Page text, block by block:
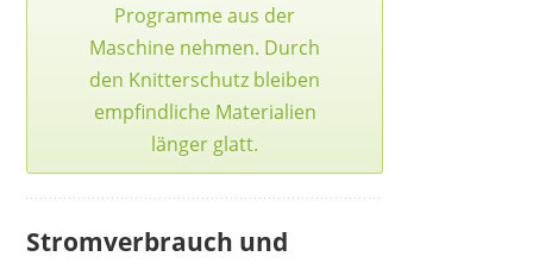
Programme aus der
Maschine nehmen. Durch
den Knitterschutz bleiben
empfindliche Materialien
länger glatt.
Stromverbrauch und